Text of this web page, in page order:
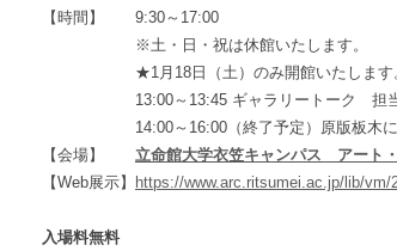
【時間】
9:30～17:00
※土・日・祝は休館いたします。
★1月18日（土）のみ開館いたします
13:00～13:45 ギャラリートーク 担
14:00～16:00（終了予定）原版板木
【会場】
立命館大学衣笠キャンパス アート
【Web展示】
https://www.arc.ritsumei.ac.jp/lib/vm/
入場料無料